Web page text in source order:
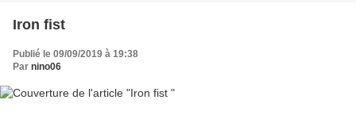
Iron fist
Publié le 09/09/2019 à 19:38
Par nino06